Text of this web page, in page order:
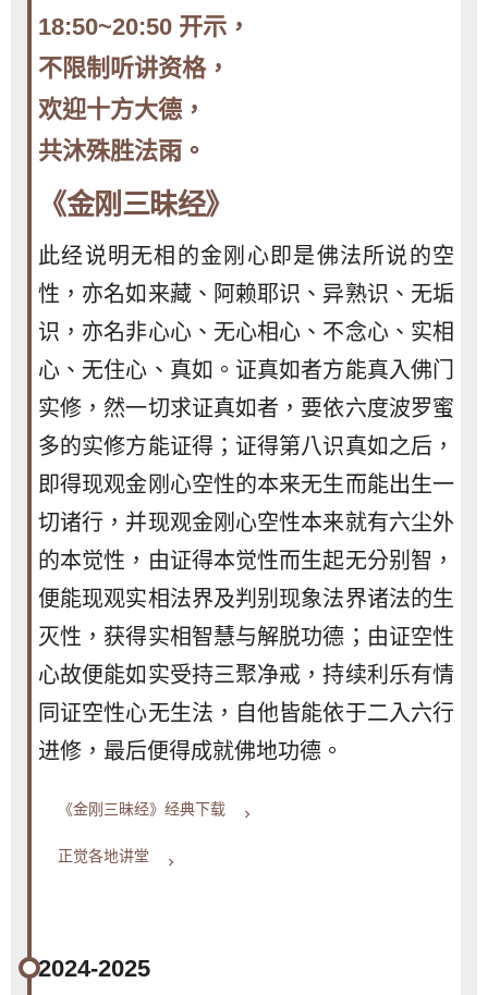
18:50~20:50 开示，
不限制听讲资格，
欢迎十方大德，
共沐殊胜法雨。
《金刚三昧经》
此经说明无相的金刚心即是佛法所说的空
性，亦名如来藏、阿赖耶识、异熟识、无垢
识，亦名非心心、无心相心、不念心、实相
心、无住心、真如。证真如者方能真入佛门
实修，然一切求证真如者，要依六度波罗蜜
多的实修方能证得；证得第八识真如之后，
即得现观金刚心空性的本来无生而能出生一
切诸行，并现观金刚心空性本来就有六尘外
的本觉性，由证得本觉性而生起无分别智，
便能现观实相法界及判别现象法界诸法的生
灭性，获得实相智慧与解脱功德；由证空性
心故便能如实受持三聚净戒，持续利乐有情
同证空性心无生法，自他皆能依于二入六行
进修，最后便得成就佛地功德。
《金刚三昧经》经典下载 keyboard_arrow_right
正觉各地讲堂 keyboard_arrow_right
2024-2025